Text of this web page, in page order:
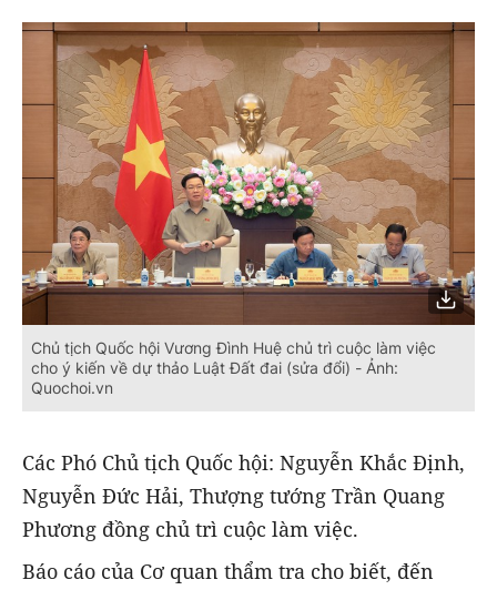
Chủ tịch Quốc hội Vương Đình Huệ chủ trì cuộc làm việc
cho ý kiến về dự thảo Luật Đất đai (sửa đổi) - Ảnh:
Quochoi.vn
Các Phó Chủ tịch Quốc hội: Nguyễn Khắc Định,
Nguyễn Đức Hải, Thượng tướng Trần Quang
Phương đồng chủ trì cuộc làm việc.
Báo cáo của Cơ quan thẩm tra cho biết, đến